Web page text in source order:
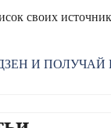
своих
И